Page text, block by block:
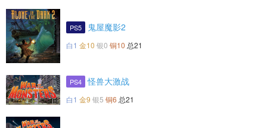
PS5 鬼屋魔影2
白1 金10 银0 铜10 总21
PS4 怪兽大激战
白1 金9 银5 铜6 总21